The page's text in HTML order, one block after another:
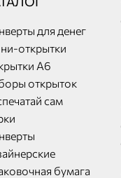
для денег
открытки
А6
открыток
сам
бумага